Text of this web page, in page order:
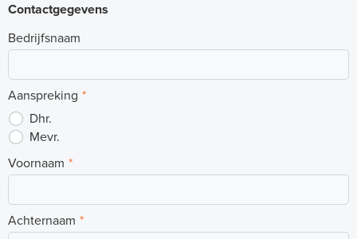
r
m
i
n
g
-
D
i
r
Contactgegevens
Bedrijfsnaam
Aanspreking *
Dhr.
Mevr.
Voornaam *
Achternaam *